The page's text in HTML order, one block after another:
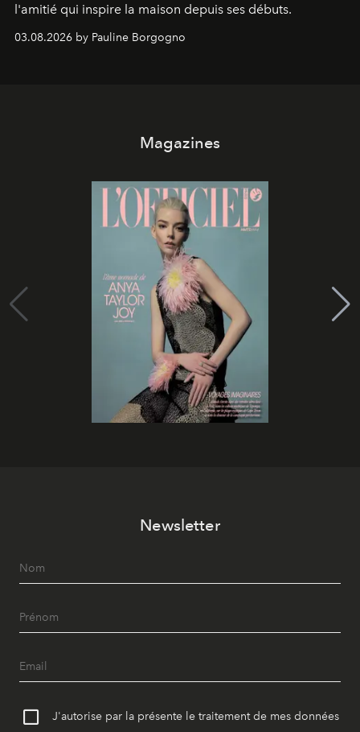
l'amitié qui inspire la maison depuis ses débuts.
03.08.2026 by Pauline Borgogno
Magazines
Newsletter
J'autorise par la présente le traitement de mes données